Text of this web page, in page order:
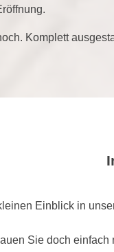
Komplett
Einblick in
Sie doch einfach